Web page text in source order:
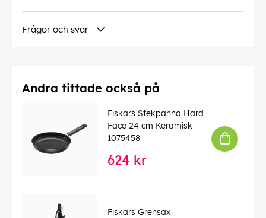
Frågor och svar
Andra tittade också på
Fiskars Stekpanna Hard
Face 24 cm Keramisk
1075458
624 kr
Fiskars Grensax